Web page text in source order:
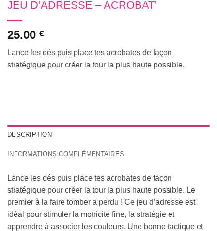
JEU D’ADRESSE – ACROBAT’
25.00 €
Lance les dés puis place tes acrobates de façon
stratégique pour créer la tour la plus haute possible.
DESCRIPTION
INFORMATIONS COMPLÉMENTAIRES
Lance les dés puis place tes acrobates de façon
stratégique pour créer la tour la plus haute possible. Le
premier à la faire tomber a perdu ! Ce jeu d’adresse est
idéal pour stimuler la motricité fine, la stratégie et
apprendre à associer les couleurs. Une bonne tactique et